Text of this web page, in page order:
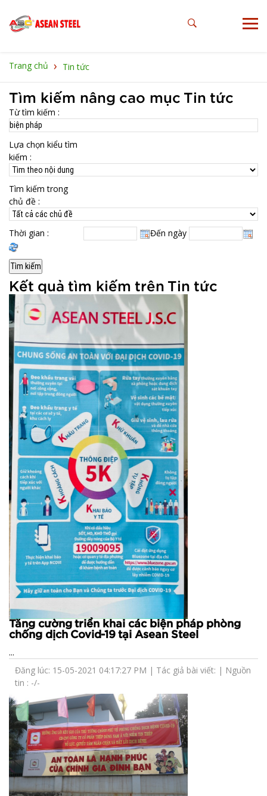
Trang chủ › Tin tức
Tìm kiếm nâng cao mục Tin tức
Từ tìm kiếm :
Lựa chọn kiểu tìm
kiếm :
Tìm kiếm trong
chủ đề :
Thời gian : Đến ngày
Kết quả tìm kiếm trên Tin tức
Tăng cường triển khai các biện pháp phòng
chống dịch Covid-19 tại Asean Steel
...
Đăng lúc: 15-05-2021 04:17:27 PM | Tác giả bài viết: | Nguồn
tin : -/-